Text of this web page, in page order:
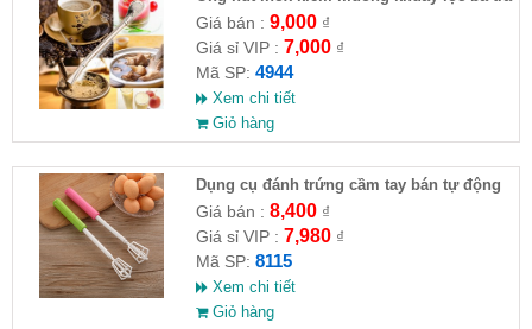
Giá bán : 9,000₫
Giá sỉ VIP : 7,000₫
Mã SP: 4944
Xem chi tiết
Giỏ hàng
Dụng cụ đánh trứng cầm tay bán tự động
Giá bán : 8,400₫
Giá sỉ VIP : 7,980₫
Mã SP: 8115
Xem chi tiết
Giỏ hàng